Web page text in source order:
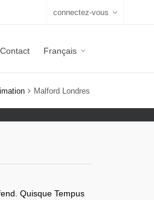
connectez-vous
Contact Français
Malford Londres
Quisque Tempus